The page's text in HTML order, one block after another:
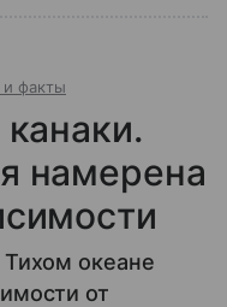
факты
намерена
океане
от